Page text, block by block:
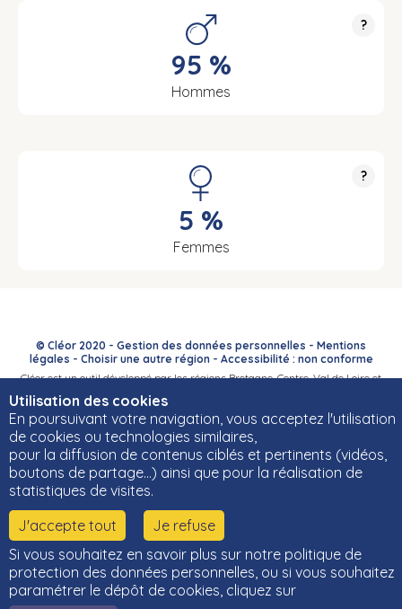
Utilisation des cookies
En poursuivant votre navigation, vous acceptez l'utilisation
de cookies ou technologies similaires,
pour la diffusion de contenus ciblés et pertinents (vidéos,
boutons de partage…) ainsi que pour la réalisation de
statistiques de visites.
J'accepte tout
Je refuse
Si vous souhaitez en savoir plus sur notre politique de
protection des données personnelles, ou si vous souhaitez
paramétrer le dépôt de cookies, cliquez sur
?
95 %
Hommes
?
5 %
Femmes
© Cléor 2020 - Gestion des données personnelles - Mentions
légales - Choisir une autre région- Accessibilité : non conforme
Cléor est un outil développé par les régions Bretagne, Centre-Val de Loire et